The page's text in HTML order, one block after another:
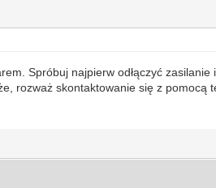
Spróbuj najpierw odłączyć
rozważ skontaktowanie się z